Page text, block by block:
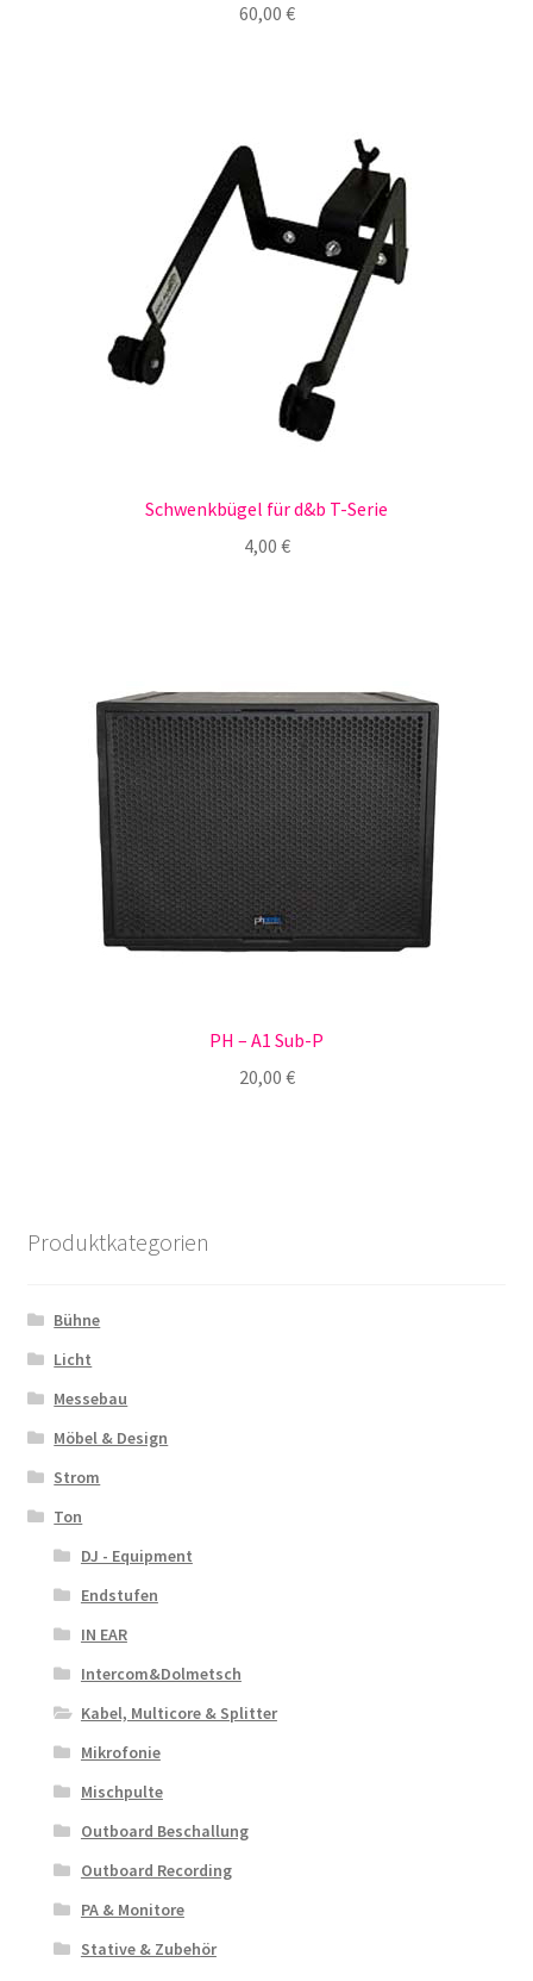
60,00 €
Schwenkbügel für d&b T-Serie
4,00 €
PH – A1 Sub-P
20,00 €
Produktkategorien
Bühne
Licht
Messebau
Möbel & Design
Strom
Ton
DJ - Equipment
Endstufen
IN EAR
Intercom&Dolmetsch
Kabel, Multicore & Splitter
Mikrofonie
Mischpulte
Outboard Beschallung
Outboard Recording
PA & Monitore
Stative & Zubehör